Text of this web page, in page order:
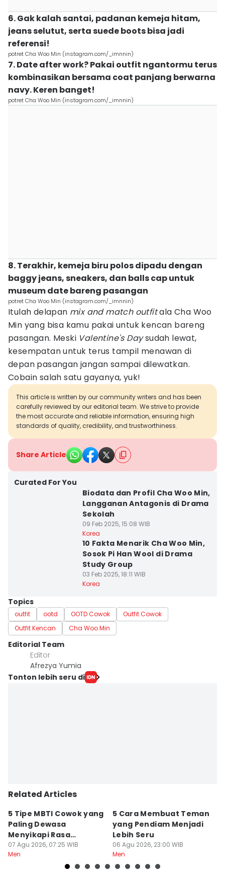
6. Gak kalah santai, padanan kemeja hitam,
jeans selutut, serta suede boots bisa jadi
referensi!
potret Cha Woo Min (instagram.com/_imnnin)
7. Date after work? Pakai outfit ngantormu terus
kombinasikan bersama coat panjang berwarna
navy. Keren banget!
potret Cha Woo Min (instagram.com/_imnnin)
8. Terakhir, kemeja biru polos dipadu dengan
baggy jeans, sneakers, dan balls cap untuk
museum date bareng pasangan
potret Cha Woo Min (instagram.com/_imnnin)
Itulah delapan mix and match outfitala Cha Woo
Min yang bisa kamu pakai untuk kencan bareng
pasangan. Meski Valentine's Daysudah lewat,
kesempatan untuk terus tampil menawan di
depan pasangan jangan sampai dilewatkan.
Cobain salah satu gayanya, yuk!
This article is written by our community writers and has been
carefully reviewed by our editorial team. We strive to provide
the most accurate and reliable information, ensuring high
standards of quality, credibility, and trustworthiness.
Share Article
Curated For You
Biodata dan Profil Cha Woo Min,
Langganan Antagonis di Drama
Sekolah
09 Feb 2025, 15:08 WIB
Korea
10 Fakta Menarik Cha Woo Min,
Sosok Pi Han Wool di Drama
Study Group
03 Feb 2025, 18:11 WIB
Korea
Topics
outfit ootd OOTD Cowok
Outfit Cowok
Outfit Kencan
Cha Woo Min
Editorial Team
Editor
Afrezya Yumia
Tonton lebih seru di
Related Articles
5 Tipe MBTI Cowok yang
Paling Dewasa
Menyikapi Rasa
Cemburu
07 Agu 2026, 07:25 WIB
Men
5 Cara Membuat Teman
yang Pendiam Menjadi
Lebih Seru
06 Agu 2026, 23:00 WIB
Men